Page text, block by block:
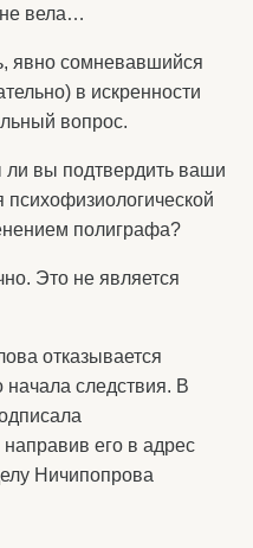
вела…
явно сомневавшийся
в искренности
вопрос.
ли вы подтвердить ваши
психофизиологической
полиграфа?
Это не является
отказывается
начала следствия. В
его в адрес
Ничипопрова